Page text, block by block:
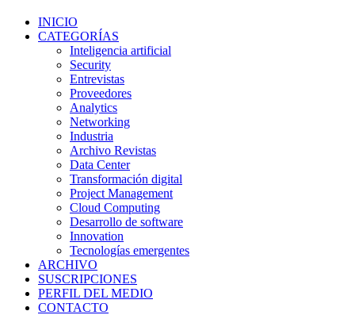
INICIO
CATEGORÍAS
Inteligencia artificial
Security
Entrevistas
Proveedores
Analytics
Networking
Industria
Archivo Revistas
Data Center
Transformación digital
Project Management
Cloud Computing
Desarrollo de software
Innovation
Tecnologías emergentes
ARCHIVO
SUSCRIPCIONES
PERFIL DEL MEDIO
CONTACTO